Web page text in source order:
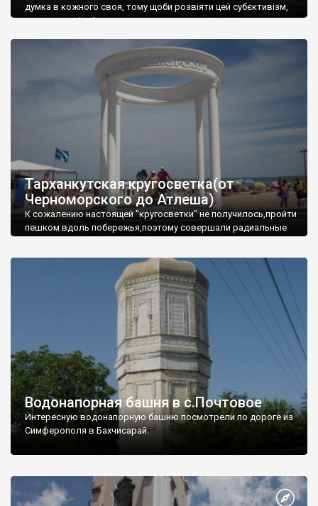
думка в кожного своя, тому щоби розвіяти цей субєктивізм,
запрошую відвідати це
Тарханкутская кругосветка(от
Черноморского до Атлеша)
К сожалению настоящей "кругосветки" не получилось,пройти
пешком вдоль побережья,поэтому совершали радиальные
Водонапорная башня в с.Почтовое
Интересную водонапорную башню посмотрели по дороге из
Симферополя в Бахчисарай.